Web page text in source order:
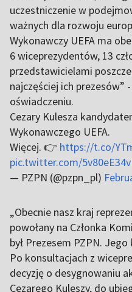
uczestniczenie w
ważnych dla rozwoju
Wykonawczy UEFA ma
6 wiceprezydentów, 13
przedstawicielami
najczęściej ich prezesów”
oświadczeniu.
Cezary Kulesza
Wykonawczego UEFA.
Więcej. 👉 https://t.co/
pic.twitter.com/
— PZPN (@pzpn_pl)
„Obecnie nasz kraj
powołany na Członka
był Prezesem PZPN.
Po konsultacjach z
decyzję o desygnowaniu
Cezarego Kuleszy, do